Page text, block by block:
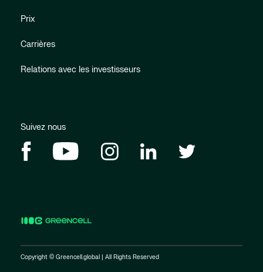
Prix
Carrières
Relations avec les investisseurs
Suivez nous
Copyright © Greencell.global | All Rights Reserved